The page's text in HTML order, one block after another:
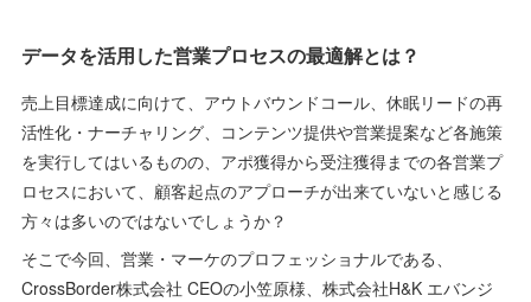
データを活用した営業プロセスの最適解とは？
売上目標達成に向けて、アウトバウンドコール、休眠リードの再
活性化・ナーチャリング、コンテンツ提供や営業提案など各施策
を実行してはいるものの、アポ獲得から受注獲得までの各営業プ
ロセスにおいて、顧客起点のアプローチが出来ていないと感じる
方々は多いのではないでしょうか？
そこで今回、営業・マーケのプロフェッショナルである、
CrossBorder株式会社 CEOの小笠原様、株式会社H&K エバンジ